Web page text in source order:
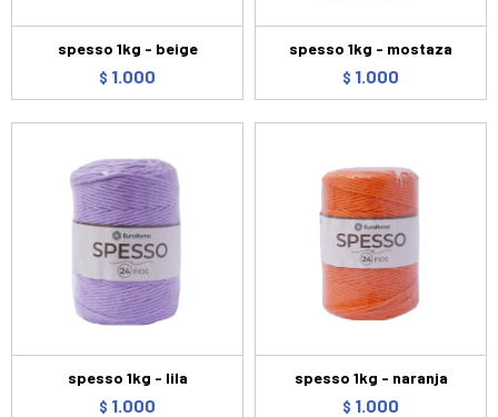
spesso 1kg - beige
$ 1.000
spesso 1kg - mostaza
$ 1.000
spesso 1kg - lila
$ 1.000
spesso 1kg - naranja
$ 1.000